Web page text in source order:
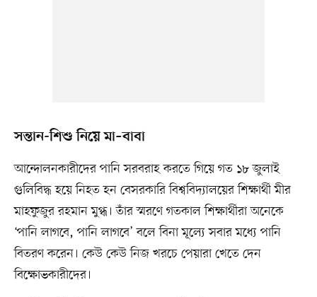
সন্তান-শিশু নিয়ে মা–বাবা
আন্দোলনকারীদের পানি সরবরাহ করতে গিয়ে গত ১৮ জুলাই
গুলিবিদ্ধ হয়ে নিহত হন বেসরকারি বিশ্ববিদ্যালয়ের শিক্ষার্থী মীর
মাহফুজুর রহমান মুগ্ধ। তাঁর স্মরণে গতকাল শিক্ষার্থীরা অনেকে
‘পানি লাগবে, পানি লাগবে’ বলে বিনা মূল্যে সবার মধ্যে পানি
বিতরণ করেন। কেউ কেউ নিজ খরচে পেয়ারা খেতে দেন
বিক্ষোভকারীদের।